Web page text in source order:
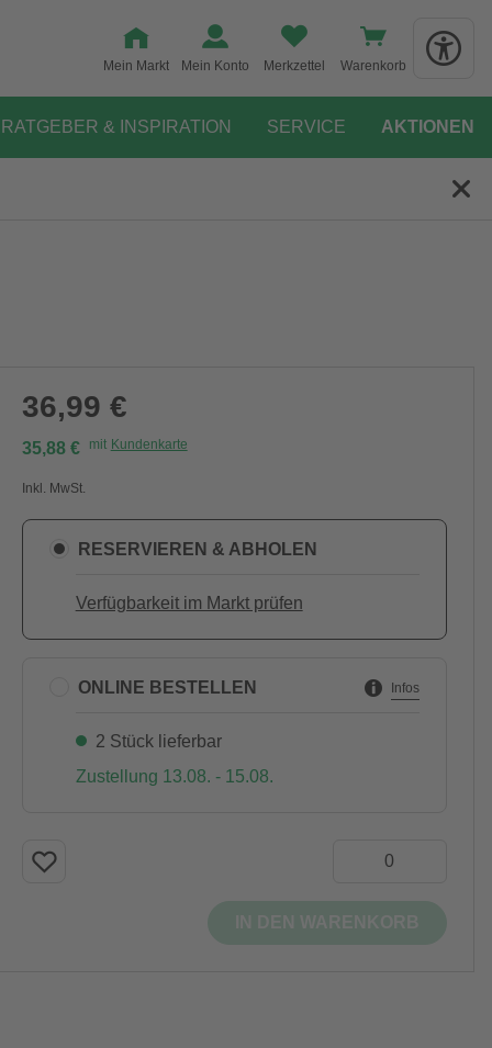
Mein Markt Mein Konto Merkzettel Warenkorb
RATGEBER & INSPIRATION SERVICE AKTIONEN
36,99 €
35,88 € mit Kundenkarte
Inkl. MwSt.
RESERVIEREN & ABHOLEN
Verfügbarkeit im Markt prüfen
ONLINE BESTELLEN Infos
2 Stück lieferbar
Zustellung 13.08. - 15.08.